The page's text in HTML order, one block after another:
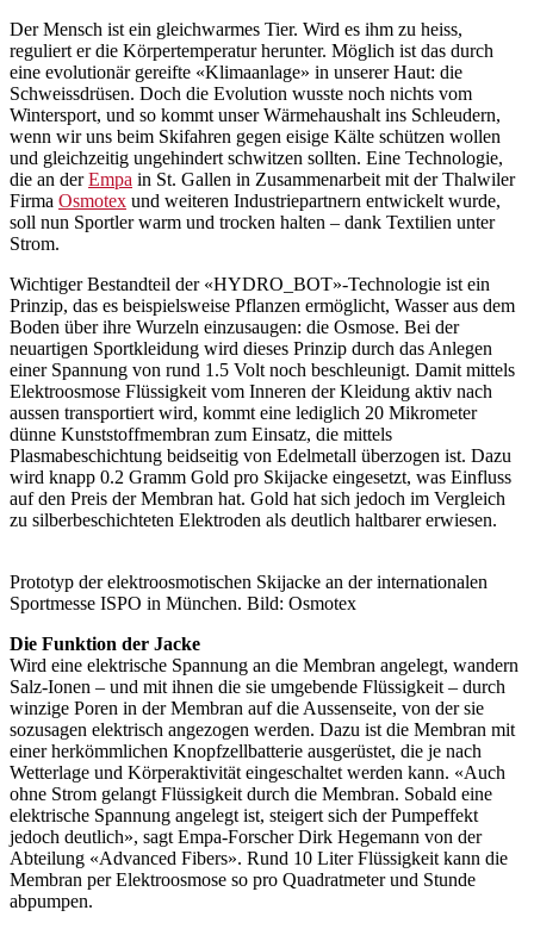
Der Mensch ist ein gleichwarmes Tier. Wird es ihm zu heiss,
reguliert er die Körpertemperatur herunter. Möglich ist das durch
eine evolutionär gereifte «Klimaanlage» in unserer Haut: die
Schweissdrüsen. Doch die Evolution wusste noch nichts vom
Wintersport, und so kommt unser Wärmehaushalt ins Schleudern,
wenn wir uns beim Skifahren gegen eisige Kälte schützen wollen
und gleichzeitig ungehindert schwitzen sollten. Eine Technologie,
die an derEmpa in St. Gallen in Zusammenarbeit mit der Thalwiler
Firma Osmotex und weiteren Industriepartnern entwickelt wurde,
soll nun Sportler warm und trocken halten – dank Textilien unter
Strom.
Wichtiger Bestandteil der «HYDRO_BOT»-Technologie ist ein
Prinzip, das es beispielsweise Pflanzen ermöglicht, Wasser aus dem
Boden über ihre Wurzeln einzusaugen: die Osmose. Bei der
neuartigen Sportkleidung wird dieses Prinzip durch das Anlegen
einer Spannung von rund 1.5 Volt noch beschleunigt. Damit mittels
Elektroosmose Flüssigkeit vom Inneren der Kleidung aktiv nach
aussen transportiert wird, kommt eine lediglich 20 Mikrometer
dünne Kunststoffmembran zum Einsatz, die mittels
Plasmabeschichtung beidseitig von Edelmetall überzogen ist. Dazu
wird knapp 0.2 Gramm Gold pro Skijacke eingesetzt, was Einfluss
auf den Preis der Membran hat. Gold hat sich jedoch im Vergleich
zu silberbeschichteten Elektroden als deutlich haltbarer erwiesen.
Prototyp der elektroosmotischen Skijacke an der internationalen
Sportmesse ISPO in München. Bild: Osmotex
Die Funktion der Jacke
Wird eine elektrische Spannung an die Membran angelegt, wandern
Salz-Ionen – und mit ihnen die sie umgebende Flüssigkeit – durch
winzige Poren in der Membran auf die Aussenseite, von der sie
sozusagen elektrisch angezogen werden. Dazu ist die Membran mit
einer herkömmlichen Knopfzellbatterie ausgerüstet, die je nach
Wetterlage und Körperaktivität eingeschaltet werden kann. «Auch
ohne Strom gelangt Flüssigkeit durch die Membran. Sobald eine
elektrische Spannung angelegt ist, steigert sich der Pumpeffekt
jedoch deutlich», sagt Empa-Forscher Dirk Hegemann von der
Abteilung «Advanced Fibers». Rund 10 Liter Flüssigkeit kann die
Membran per Elektroosmose so pro Quadratmeter und Stunde
abpumpen.